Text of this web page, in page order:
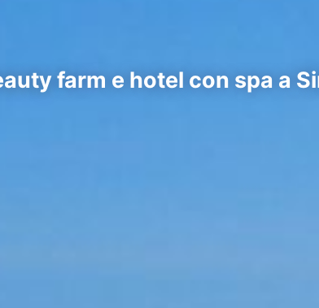
farm e hotel con spa a